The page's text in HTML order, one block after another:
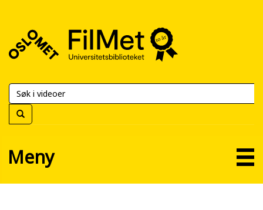
FilMet
Universitetsbiblioteket
Meny